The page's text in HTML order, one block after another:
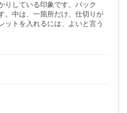
りしている印象です。バック
。中は、一箇所だけ、仕切りが
ットを入れるには、よいと言う